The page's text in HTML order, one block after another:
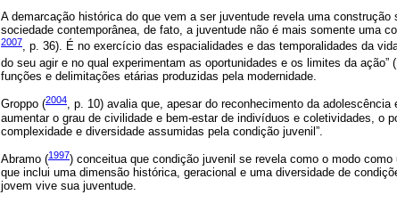
A demarcação histórica do que vem a ser juventude revela uma
sociedade contemporânea, de fato, a juventude não é mais somente uma
2007, p. 36). É no exercício das espacialidades e das temporalidades da
do seu agir e no qual experimentam as oportunidades e os limites da ação”
funções e delimitações etárias produzidas pela modernidade.
Groppo (2004, p. 10) avalia que, apesar do reconhecimento da
aumentar o grau de civilidade e bem-estar de indivíduos e coletividades, o
complexidade e diversidade assumidas pela condição juvenil”.
Abramo (1997) conceitua que condição juvenil se revela como o modo
que inclui uma dimensão histórica, geracional e uma diversidade de
jovem vive sua juventude.